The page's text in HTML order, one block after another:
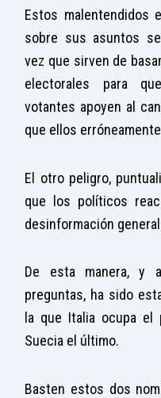
Estos malentendidos
sobre sus asuntos
vez que sirven de
electorales para
votantes apoyen al
que ellos
El otro peligro,
que los políticos
desinformación
De esta manera, y
preguntas, ha sido
la que Italia ocupa el
Suecia el último.
Basten estos dos